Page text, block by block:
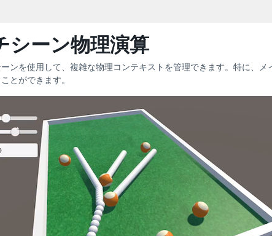
シーン物理演算
ンを使用して、複雑な物理コンテキストを管理できます。特に、
とができます。